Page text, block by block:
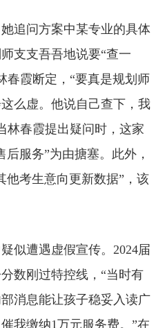
问方案中某专业的具体
支支吾吾地说要“查一
春霞断定，“要真是规划师
么虚。他说自己查下，我
林春霞提出疑问时，这家
服务”为由搪塞。此外，
他考生意向更新数据”，该
遭遇虚假宣传。2024届
数刚过特控线，“当时有
消息能让孩子稳妥入读广
我缴纳1万元服务费。”在